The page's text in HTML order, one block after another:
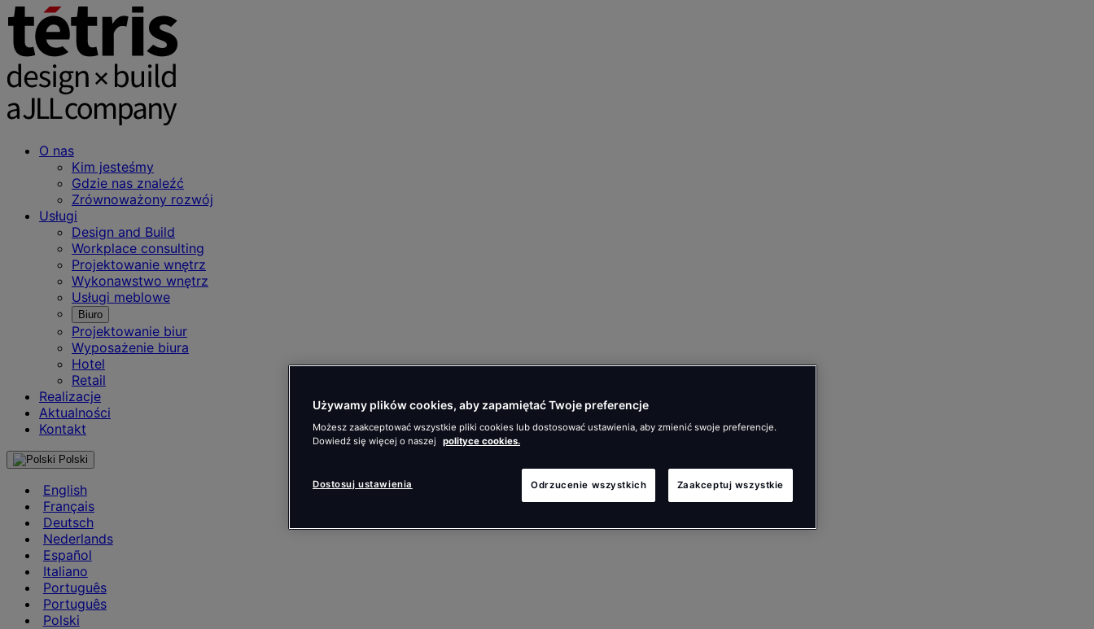
O nas
Kim jesteśmy
Gdzie nas znaleźć
Zrównoważony rozwój
Usługi
Design and Build
Workplace consulting
Projektowanie wnętrz
Wykonawstwo wnętrz
Usługi meblowe
Biuro
Projektowanie biur
Wyposażenie biura
Hotel
Retail
Realizacje
Aktualności
Kontakt
Polski
English
Français
Deutsch
Nederlands
Español
Italiano
Português
Português
Polski
Używamy plików cookies, aby zapamiętać Twoje preferencje
Możesz zaakceptować wszystkie pliki cookies lub dostosować ustawienia, aby zmienić swoje preferencje.
Dowiedź się więcej o naszej
polityce cookies.
Odrzucenie wszystkich Zaakceptuj wszystkie
Dostosuj ustawienia